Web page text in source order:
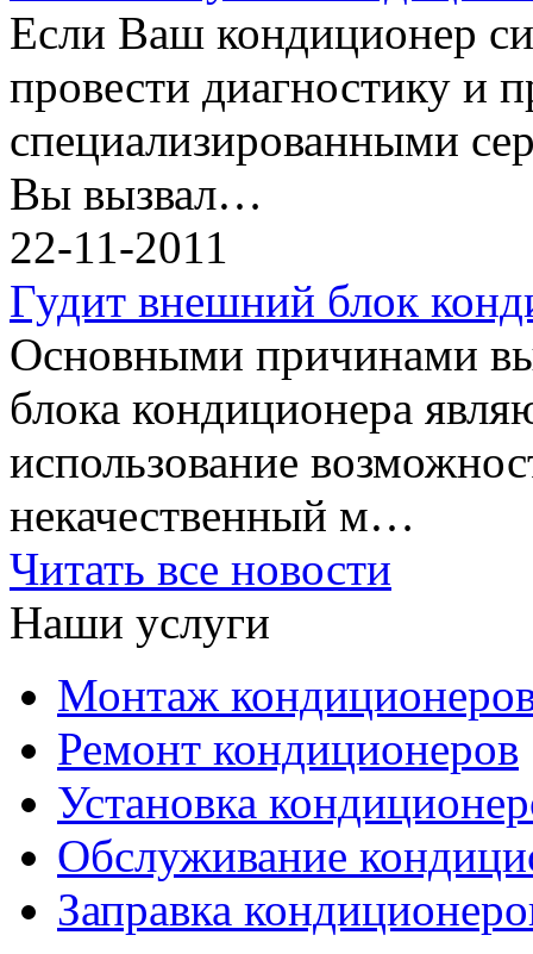
Если Ваш кондиционер
провести диагностику и
специализированными
Вы вызвал…
22-11-2011
Гудит внешний блок
Основными причинами
блока кондиционера
использование
некачественный м…
Читать все новости
Наши услуги
Монтаж
Ремонт кондиционеров
Установка
Обслуживание
Заправка